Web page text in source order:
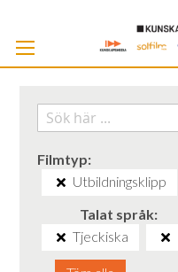
Filmtyp
Utbildningsklipp
Talat språk
Tjeckiska